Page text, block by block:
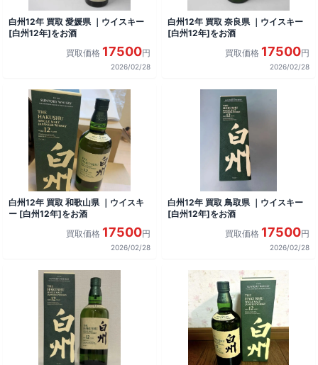
白州12年 買取 愛媛県 ｜ウイスキー
[白州12年]をお酒
買取価格 17500円
2026/02/28
白州12年 買取 奈良県 ｜ウイスキー
[白州12年]をお酒
買取価格 17500円
2026/02/28
白州12年 買取 和歌山県 ｜ウイスキ
ー [白州12年]をお酒
買取価格 17500円
2026/02/28
白州12年 買取 鳥取県 ｜ウイスキー
[白州12年]をお酒
買取価格 17500円
2026/02/28